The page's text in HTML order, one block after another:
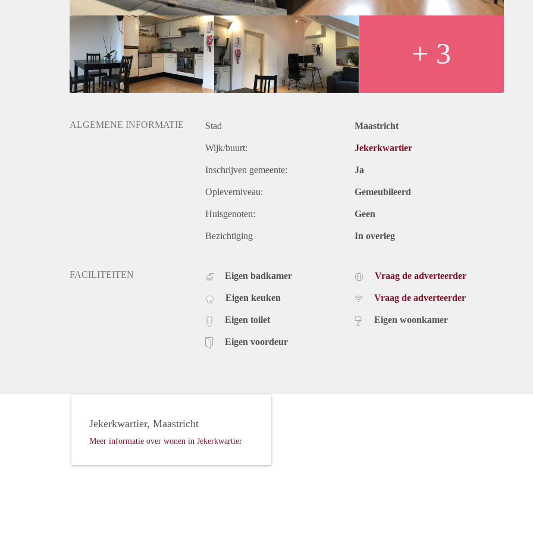
+ 3
ALGEMENE INFORMATIE Stad Maastricht
Wijk/buurt: Jekerkwartier
Inschrijven gemeente: Ja
Opleverniveau: Gemeubileerd
Huisgenoten: Geen
Bezichtiging In overleg
FACILITEITEN Eigen badkamer
Eigen keuken
Eigen toilet
Eigen voordeur
Vraag de adverteerder
Vraag de adverteerder
Eigen woonkamer
Jekerkwartier, Maastricht
Meer informatie over wonen in Jekerkwartier